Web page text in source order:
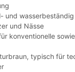
und
und Nässe
konventionelle
typisch für